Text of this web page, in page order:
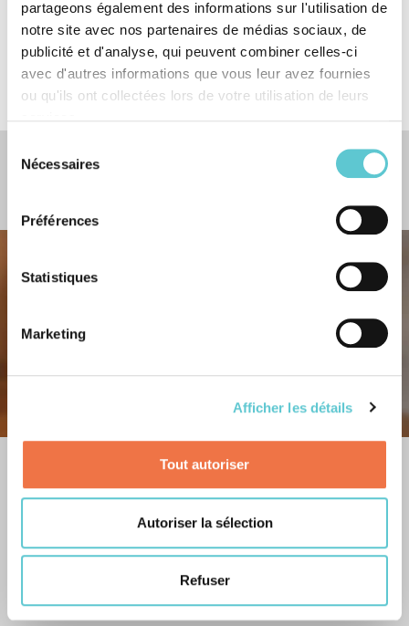
partageons également des informations sur l'utilisation de
notre site avec nos partenaires de médias sociaux, de
publicité et d'analyse, qui peuvent combiner celles-ci
avec d'autres informations que vous leur avez fournies
ou qu'ils ont collectées lors de votre utilisation de leurs
Nécessaires
Préférences
Statistiques
Marketing
Afficher les détails
Tout autoriser
Autoriser la sélection
Refuser
Soutien en cas de formations continues
Avez-vous envie de travailler à la CACEB ? Vous pouvez consulter les
postes vacants ici.
Les postes vacants de la BLVK
Vous avez envie de travailler à la BLVK ? Vous trouverez ici les postes
vacants de la BLVK. Nous nous réjouissons de faire votre connaissance
Vers les offres d'emploi